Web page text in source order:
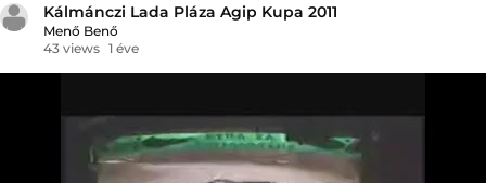
Kálmánczi Lada Pláza Agip Kupa 2011
Menő Benő
43 views 1 éve